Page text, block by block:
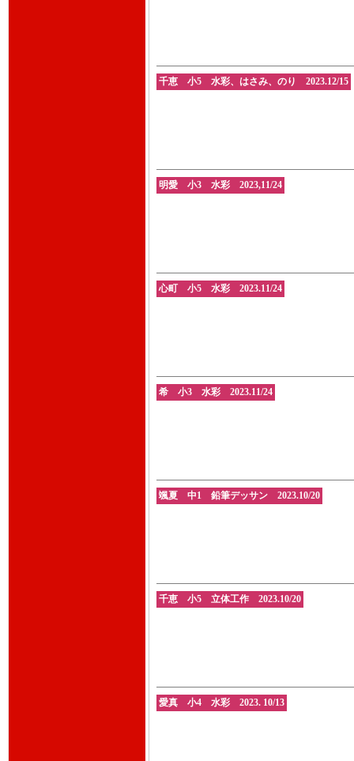
千恵 小5 水彩、はさみ、のり 2023.12/15
明愛 小3 水彩 2023,11/24
心町 小5 水彩 2023.11/24
希 小3 水彩 2023.11/24
颯夏 中1 鉛筆デッサン 2023.10/20
千恵 小5 立体工作 2023.10/20
愛真 小4 水彩 2023. 10/13